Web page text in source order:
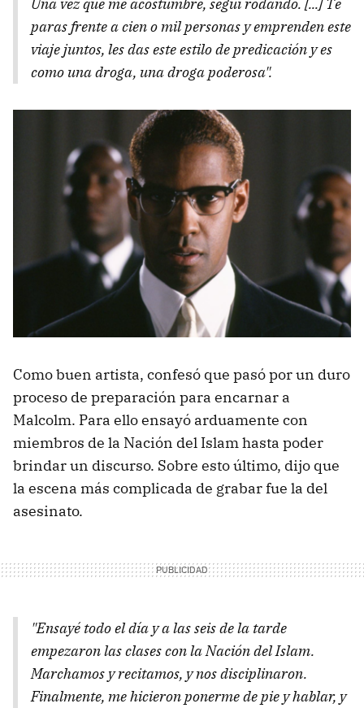
Una vez que me acostumbré, seguí rodando. [...] Te
paras frente a cien o mil personas y emprenden este
viaje juntos, les das este estilo de predicación y es
como una droga, una droga poderosa".
Como buen artista, confesó que pasó por un duro
proceso de preparación para encarnar a
Malcolm. Para ello ensayó arduamente con
miembros de la Nación del Islam hasta poder
brindar un discurso. Sobre esto último, dijo que
la escena más complicada de grabar fue la del
asesinato.
"Ensayé todo el día y a las seis de la tarde
empezaron las clases con la Nación del Islam.
Marchamos y recitamos, y nos disciplinaron.
Finalmente, me hicieron ponerme de pie y hablar, y